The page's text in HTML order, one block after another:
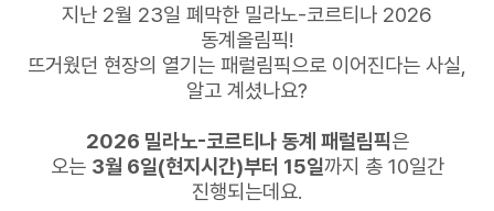
지난 2월 23일 폐막한 밀라노-코르티나 2026
동계올림픽!
뜨거웠던 현장의 열기는 패럴림픽으로 이어진다는 사실,
알고 계셨나요?
2026 밀라노-코르티나 동계 패럴림픽은
오는 3월 6일(현지시간)부터 15일까지 총 10일간
진행되는데요.